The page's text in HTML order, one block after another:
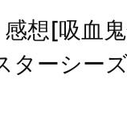
感想[吸血
ターシー